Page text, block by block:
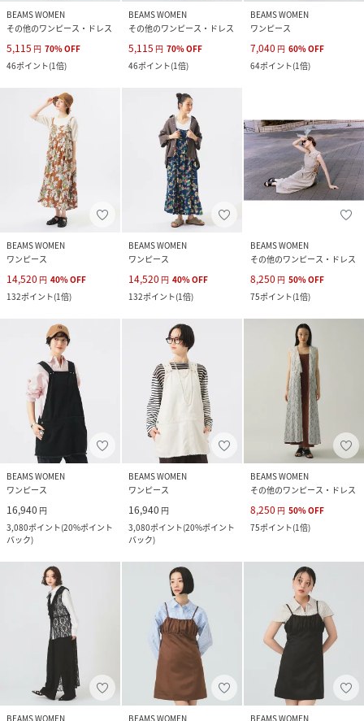
BEAMS WOMEN
その他のワンピース・ドレス
5,115 円 70%OFF
46ポイント(1倍)
BEAMS WOMEN
その他のワンピース・ドレス
5,115 円 70%OFF
46ポイント(1倍)
BEAMS WOMEN
ワンピース
7,040 円 60%OFF
64ポイント(1倍)
BEAMS WOMEN
ワンピース
14,520 円 40%OFF
132ポイント(1倍)
BEAMS WOMEN
ワンピース
14,520 円 40%OFF
132ポイント(1倍)
BEAMS WOMEN
その他のワンピース・ドレス
8,250 円 50%OFF
75ポイント(1倍)
BEAMS WOMEN
ワンピース
16,940 円
3,080ポイント(20%ポイント
バック)
BEAMS WOMEN
ワンピース
16,940 円
3,080ポイント(20%ポイント
バック)
BEAMS WOMEN
その他のワンピース・ドレス
8,250 円 50%OFF
75ポイント(1倍)
BEAMS WOMEN
BEAMS WOMEN
BEAMS WOMEN